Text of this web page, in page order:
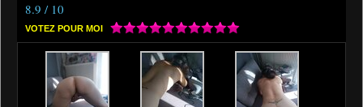
8.9 / 10
VOTEZ POUR MOI